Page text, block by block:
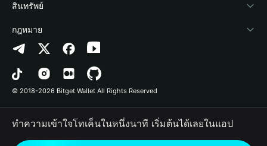
ศูนย์ช่วยเหลือ
ติดต่อเรา
ทรัพยากรข้อมูลของแบรนด์
อาชีพ
Crypto Swap API
Altcoin Season Index
Prediction Markets
DApp
RWA
Bitget Wallet Pay
ลิสต์โปรเจกต์
เทคโนโลยีความปลอดภัย
ซื้อคริปโต
การตรวจจับการอนุญาต
การตรวจจับสัญญา
การโอนเป็นชุด
สินทรัพย์
Arbitrum
Avalanche
Bitcoin
Polygon
กฎหมาย
นโยบายความเป็นส่วนตัว
ข้อตกลงในการใช้บริการ
© 2018-2026 Bitget Wallet All Rights Reserved
ทำความเข้าใจโทเค็นในหนึ่งนาที เริ่มต้นได้เลยในแอป